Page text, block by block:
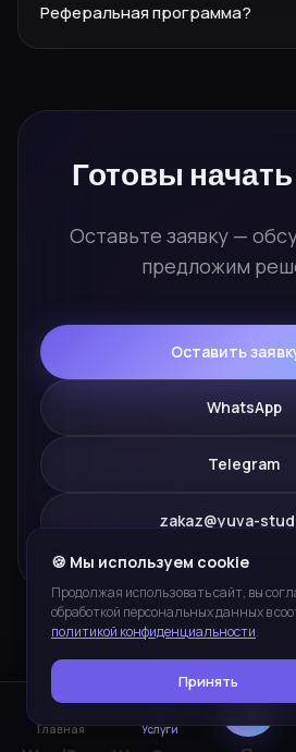
Персональный менеджер ведёт
Реферальная программа?
подробности.
Готовы
Оставьте заявку —
предложим
Оставить
WhatsApp
Telegram
zakaz@yuva-
ПЛАТФОРМЫ И
Главная Услуги
🍪 Мы используем cookie
Продолжая использовать сайт, вы
обработкой персональных данных в
политикой конфиденциальности.
Принять